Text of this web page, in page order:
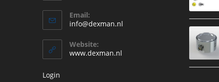
in
je
toepassing
Email:
info@dexman.nl
Website:
www.dexman.nl
Login